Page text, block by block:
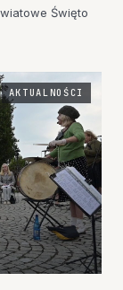
Święto
AKTUALNOŚCI